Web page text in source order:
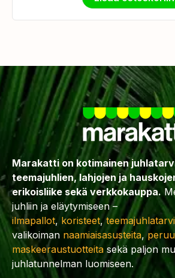
Marakatti on kotimainen
teemajuhlien, lahjojen ja
erikoisliike sekä verkkokauppa.
juhliin ja eläytymiseen –
ilmapallot, koristeet,
valikoiman naamiaisasusteita,
maskeeraustuotteitasekä paljon
juhlatunnelman luomiseen.